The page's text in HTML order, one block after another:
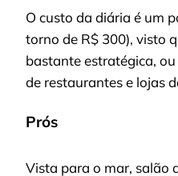
O custo da diária é um
torno de R$ 300), visto
bastante estratégica,
de restaurantes e lojas
Prós
Vista para o mar, salão